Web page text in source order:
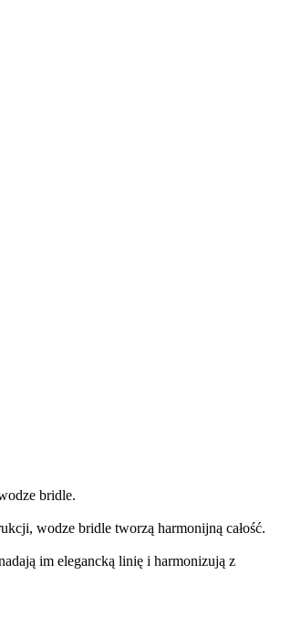
bridle.
wodze bridle tworzą harmonijną całość.
im elegancką linię i harmonizują z